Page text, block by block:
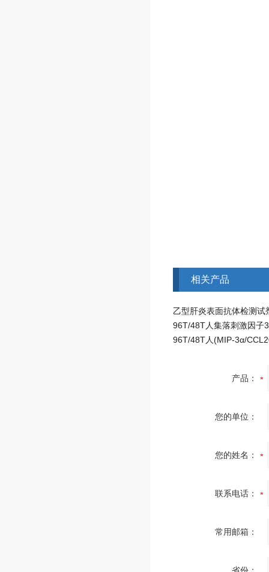
相关产品
产品：
您的单位：
您的姓名：
联系电话：
常用邮箱：